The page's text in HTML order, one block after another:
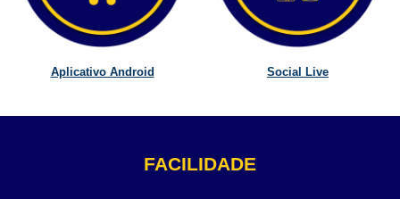
Aplicativo Android Social Live
FACILIDADE